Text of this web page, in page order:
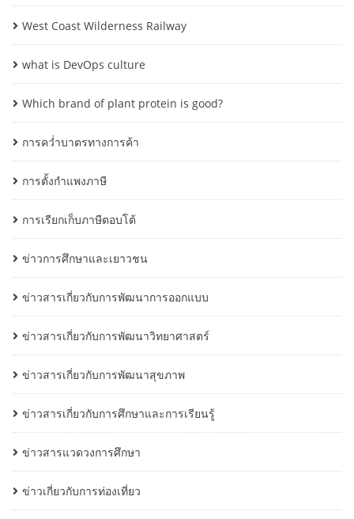
West Coast Wilderness Railway
what is DevOps culture
Which brand of plant protein is good?
การคว่ำบาตรทางการค้า
การตั้งกำแพงภาษี
การเรียกเก็บภาษีตอบโต้
ข่าวการศึกษาและเยาวชน
ข่าวสารเกี่ยวกับการพัฒนาการออกแบบ
ข่าวสารเกี่ยวกับการพัฒนาวิทยาศาสตร์
ข่าวสารเกี่ยวกับการพัฒนาสุขภาพ
ข่าวสารเกี่ยวกับการศึกษาและการเรียนรู้
ข่าวสารแวดวงการศึกษา
ข่าวเกี่ยวกับการท่องเที่ยว